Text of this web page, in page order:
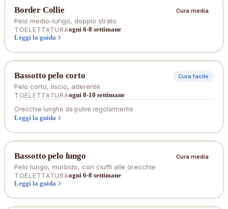
Border Collie Cura media
Pelo medio-lungo, doppio strato
TOELETTATURAogni 6-8 settimane
Leggi la guida
Bassotto pelo corto Cura facile
Pelo corto, liscio, aderente
TOELETTATURAogni 8-10 settimane
Orecchie lunghe da pulire regolarmente
Leggi la guida
Bassotto pelo lungo Cura media
Pelo lungo, morbido, con ciuffi alle orecchie
TOELETTATURAogni 6-8 settimane
Leggi la guida